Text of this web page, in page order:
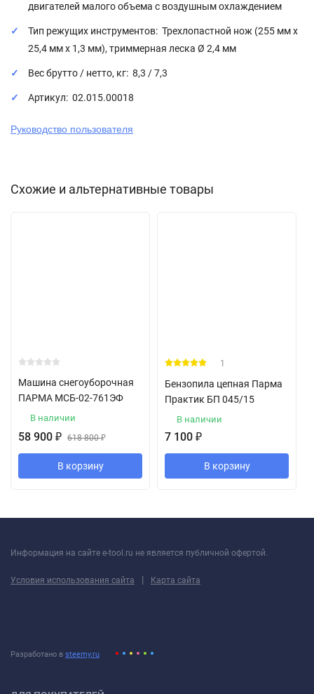
двигателей малого объема с воздушным охлаждением
Тип режущих инструментов: Трехлопастной нож (255 мм х
25,4 мм х 1,3 мм), триммерная леска Ø 2,4 мм
Вес брутто / нетто, кг: 8,3 / 7,3
Артикул: 02.015.00018
Руководство пользователя
Схожие и альтернативные товары
Машина снегоуборочная
ПАРМА МСБ-02-761ЭФ
В наличии
58 900 ₽ 618 800₽
В корзину
1
Бензопила цепная Парма
Практик БП 045/15
В наличии
7 100 ₽
В корзину
Информация на сайте e-tool.ru не является публичной офертой.
Условия использования сайта | Карта сайта
Разработано в steemy.ru